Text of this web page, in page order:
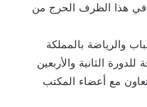
في هذا الظرف الحرج من
والرياضة بالمملكة
الثانية والأربعين
مع أعضاء المكتب